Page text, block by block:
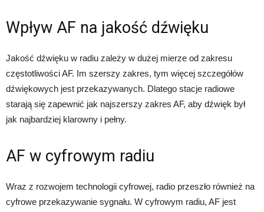
Wpływ AF na jakość dźwięku
Jakość dźwięku w radiu zależy w dużej mierze od zakresu
częstotliwości AF. Im szerszy zakres, tym więcej szczegółów
dźwiękowych jest przekazywanych. Dlatego stacje radiowe
starają się zapewnić jak najszerszy zakres AF, aby dźwięk był
jak najbardziej klarowny i pełny.
AF w cyfrowym radiu
Wraz z rozwojem technologii cyfrowej, radio przeszło również na
cyfrowe przekazywanie sygnału. W cyfrowym radiu, AF jest